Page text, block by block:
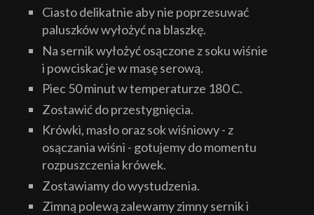
Ciasto delikatnie aby nie poprzesuwać
paluszków wyłożyć na blaszkę.
Na sernik wyłożyć osączone z soku wiśnie
i powciskać je w masę serową.
Piec 50 minut w temperaturze 180 C.
Zostawić do przestygnięcia.
Krówki, masło oraz sok wiśniowy - z
osączania wiśni - gotujemy do momentu
rozpuszczenia krówek.
Zostawiamy do wystudzenia.
Zimną polewą zalewamy zimny sernik i